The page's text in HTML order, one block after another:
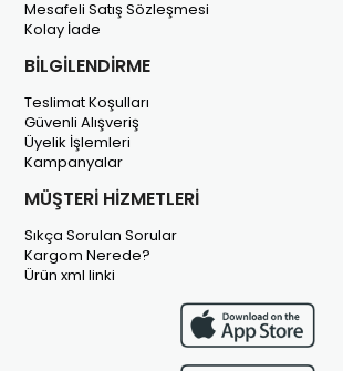
Mesafeli Satış Sözleşmesi
Kolay İade
BİLGİLENDİRME
Teslimat Koşulları
Güvenli Alışveriş
Üyelik İşlemleri
Kampanyalar
MÜŞTERİ HİZMETLERİ
Sıkça Sorulan Sorular
Kargom Nerede?
Ürün xml linki